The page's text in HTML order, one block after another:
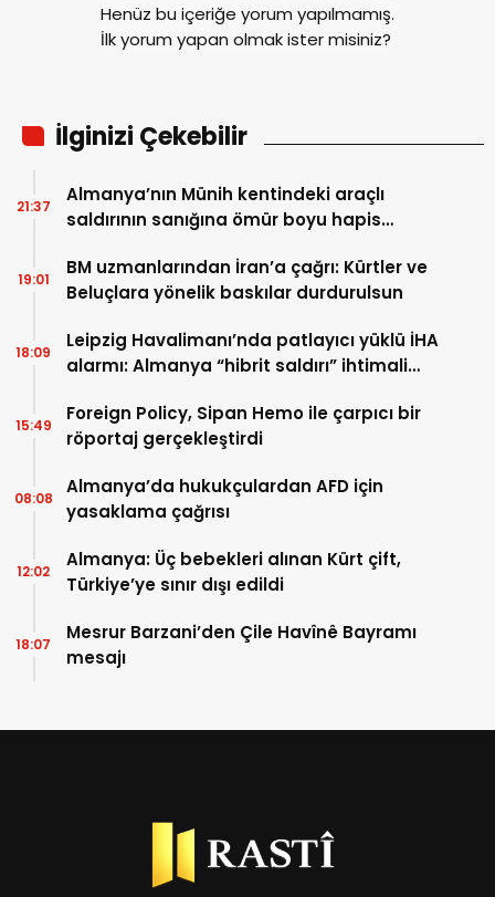
Henüz bu içeriğe yorum yapılmamış.
İlk yorum yapan olmak ister misiniz?
İlginizi Çekebilir
Almanya’nın Münih kentindeki araçlı
saldırının sanığına ömür boyu hapis
21:37
BM uzmanlarından İran’a çağrı: Kürtler ve
Beluçlara yönelik baskılar durdurulsun
19:01
Leipzig Havalimanı’nda patlayıcı yüklü İHA
alarmı: Almanya “hibrit saldırı” ihtimali
18:09
Foreign Policy, Sipan Hemo ile çarpıcı bir
röportaj gerçekleştirdi
15:49
Almanya’da hukukçulardan AFD için
yasaklama çağrısı
08:08
Almanya: Üç bebekleri alınan Kürt çift,
Türkiye’ye sınır dışı edildi
12:02
Mesrur Barzani’den Çile Havînê Bayramı
mesajı
18:07